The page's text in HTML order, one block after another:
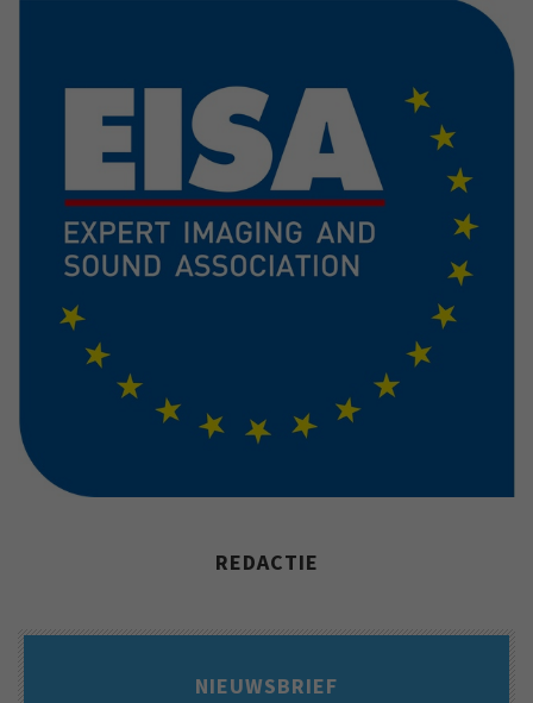
REDACTIE
NIEUWSBRIEF